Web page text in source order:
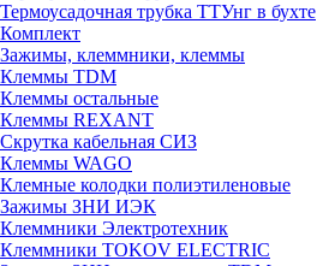
Термоусадочная трубка ТТУнг в бухте
Комплект
Зажимы, клеммники, клеммы
Клеммы TDM
Клеммы остальные
Клеммы REXANT
Скрутка кабельная СИЗ
Клеммы WAGO
Клемные колодки полиэтиленовые
Зажимы ЗНИ ИЭК
Клеммники Электротехник
Клеммники TOKOV ELECTRIC